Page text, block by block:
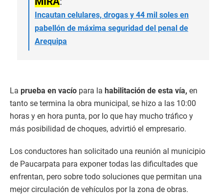
Incautan celulares, drogas y 44 mil soles en
pabellón de máxima seguridad del penal de
Arequipa
La prueba en vacío para la habilitación de esta vía, en
tanto se termina la obra municipal, se hizo a las 10:00
horas y en hora punta, por lo que hay mucho tráfico y
más posibilidad de choques, advirtió el empresario.
Los conductores han solicitado una reunión al municipio
de Paucarpata para exponer todas las dificultades que
enfrentan, pero sobre todo soluciones que permitan una
mejor circulación de vehículos por la zona de obras.